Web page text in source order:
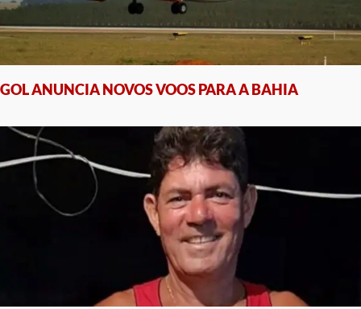
GOL ANUNCIA NOVOS VOOS PARA A BAHIA